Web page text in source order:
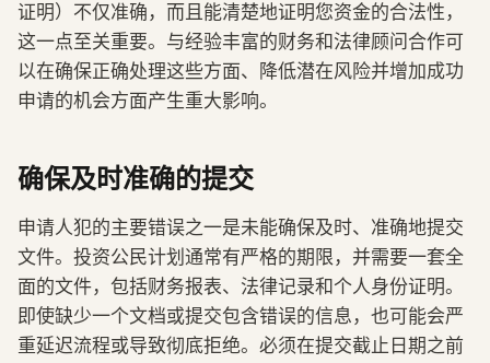
证明）不仅准确，而且能清楚地证明您资金的合法性，
这一点至关重要。与经验丰富的财务和法律顾问合作可
以在确保正确处理这些方面、降低潜在风险并增加成功
申请的机会方面产生重大影响。
确保及时准确的提交
申请人犯的主要错误之一是未能确保及时、准确地提交
文件。投资公民计划通常有严格的期限，并需要一套全
面的文件，包括财务报表、法律记录和个人身份证明。
即使缺少一个文档或提交包含错误的信息，也可能会严
重延迟流程或导致彻底拒绝。必须在提交截止日期之前